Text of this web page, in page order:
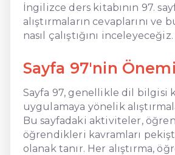
İngilizce ders kitabının 97.
alıştırmaların cevaplarını ve
nasıl çalıştığını inceleyeceğiz.
Sayfa 97'nin Önemi
Sayfa 97, genellikle dil bilgisi
uygulamaya yönelik
Bu sayfadaki aktiviteler,
öğrendikleri kavramları
olanak tanır. Her alıştırma,